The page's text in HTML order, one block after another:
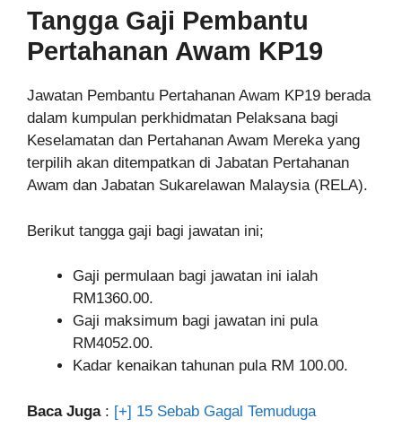
Tangga Gaji Pembantu
Pertahanan Awam KP19
Jawatan Pembantu Pertahanan Awam KP19 berada
dalam kumpulan perkhidmatan Pelaksana bagi
Keselamatan dan Pertahanan Awam Mereka yang
terpilih akan ditempatkan di Jabatan Pertahanan
Awam dan Jabatan Sukarelawan Malaysia (RELA).
Berikut tangga gaji bagi jawatan ini;
Gaji permulaan bagi jawatan ini ialah
RM1360.00.
Gaji maksimum bagi jawatan ini pula
RM4052.00.
Kadar kenaikan tahunan pula RM 100.00.
Baca Juga: [+] 15 Sebab Gagal Temuduga